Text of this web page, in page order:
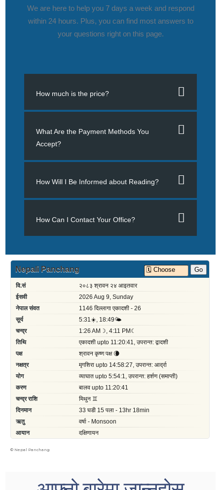
We are here to help you 7 days a week and respond
within 24 hours. Plus, you can find most answers to
your questions right on this page.
How much is the price?
What Are the Payment Methods You
Accept?
How Will I Be Informed about Reading?
How Can I Contact Your Office?
© Nepal Panchang